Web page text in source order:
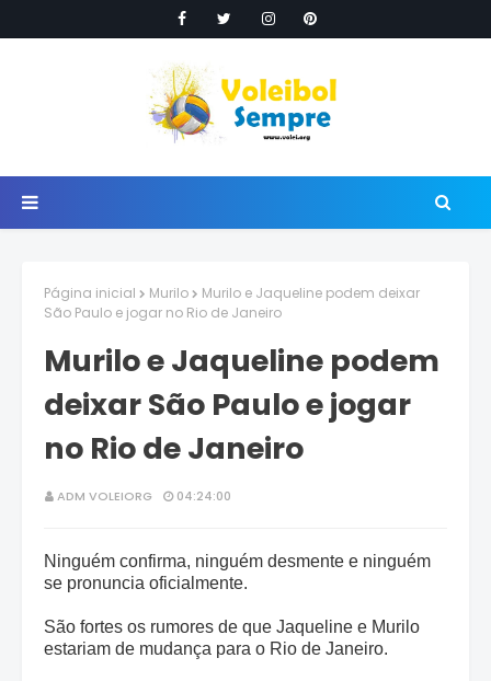
Página inicial Murilo
Murilo e Jaqueline podem deixar
São Paulo e jogar no Rio de Janeiro
Murilo e Jaqueline podem
deixar São Paulo e jogar
no Rio de Janeiro
ADM VOLEIORG 04:24:00
Ninguém confirma, ninguém desmente e ninguém
se pronuncia oficialmente.
São fortes os rumores de que Jaqueline e Murilo
estariam de mudança para o Rio de Janeiro.